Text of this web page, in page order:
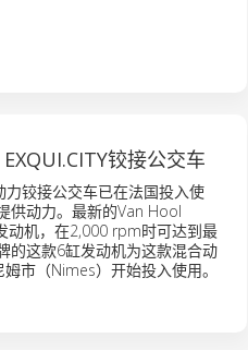
铰接公交车
铰接公交车已在法国投入使
供动力。最新的Van Hool
动机，在2,000 rpm时可达到最
的这款6缸发动机为这款混合动
市（Nimes）开始投入使用。